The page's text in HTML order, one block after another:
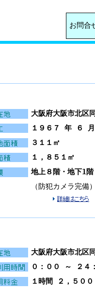
お問合
大阪府大阪市北区
１９６７ 年 ６ 月
３１１㎡
１，８５１㎡
地上８階・地下1
（防犯カメラ完備
大阪府大阪市北区
０：００ ～ ２４
１時間 ２，５０